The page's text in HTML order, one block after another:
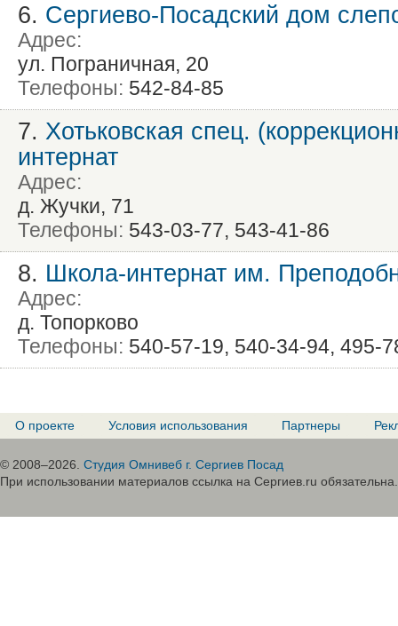
6. Сергиево-Посадский дом
Адрес:
ул. Пограничная, 20
Телефоны: 542-84-85
7. Хотьковская спец.
интернат
Адрес:
д. Жучки, 71
Телефоны: 543-03-77, 543-41-86
8. Школа-интернат им.
Адрес:
д. Топорково
Телефоны: 540-57-19, 540-34-94, 495-
О проекте Условия использования Партнеры
© 2008–2026. Студия Омнивеб г. Сергиев Посад
При использовании материалов ссылка на Сергиев.ru обязательна.